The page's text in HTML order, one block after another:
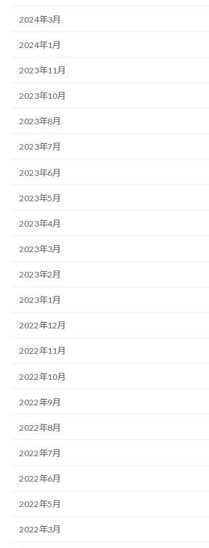
2024年3月
2024年1月
2023年11月
2023年10月
2023年8月
2023年7月
2023年6月
2023年5月
2023年4月
2023年3月
2023年2月
2023年1月
2022年12月
2022年11月
2022年10月
2022年9月
2022年8月
2022年7月
2022年6月
2022年5月
2022年3月